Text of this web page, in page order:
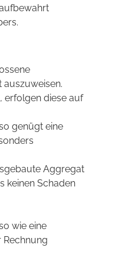
erfolgen diese auf
genügt eine
Aggregat
keinen Schaden
wie eine